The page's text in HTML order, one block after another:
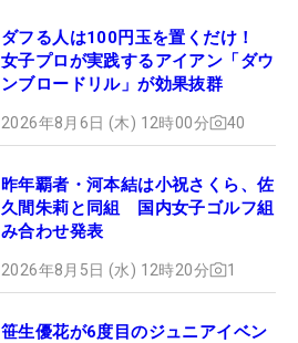
ダフる人は100円玉を置くだけ！
女子プロが実践するアイアン「ダウ
ンブロードリル」が効果抜群
2026年8月6日 (木) 12時00分 40
昨年覇者・河本結は小祝さくら、佐
久間朱莉と同組 国内女子ゴルフ組
み合わせ発表
2026年8月5日 (水) 12時20分 1
笹生優花が6度目のジュニアイベン